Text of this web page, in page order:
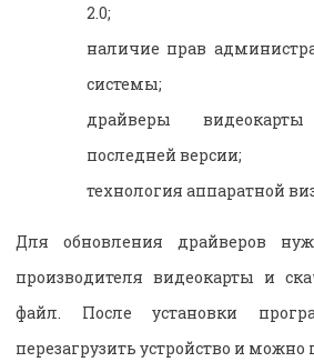
2.0;
наличие прав
системы;
драйверы
последней версии;
технология аппаратной
Для обновления драйверов
производителя видеокарты и
файл. После установки
перезагрузить устройство и можно